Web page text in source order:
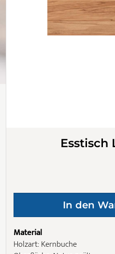
Esstisch
Material
Holzart: Kernbuche